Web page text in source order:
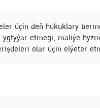
üçin deň hukuklary
etmegi, maliýe
olar üçin elýeter